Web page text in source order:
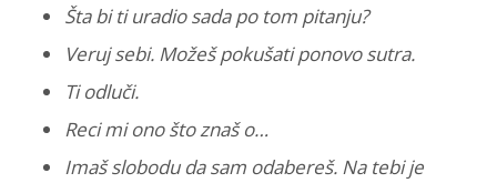
Šta bi ti uradio sada po tom pitanju?
Veruj sebi. Možeš pokušati ponovo sutra.
Ti odluči.
Reci mi ono što znaš o…
Imaš slobodu da sam odabereš. Na tebi je